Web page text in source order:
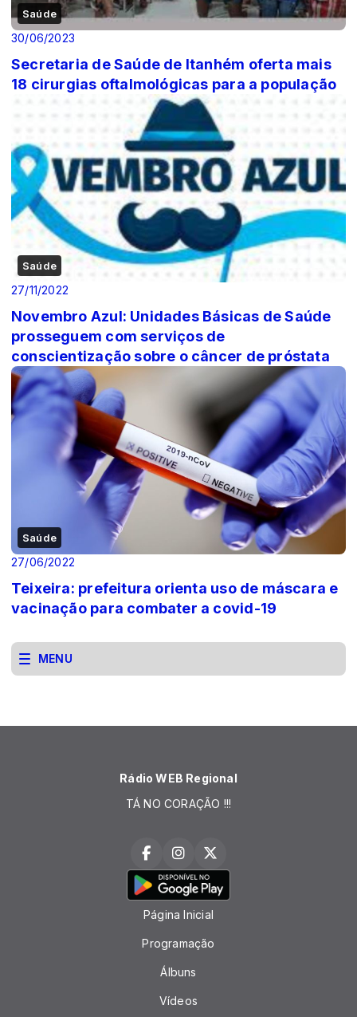
Saúde
30/06/2023
Secretaria de Saúde de Itanhém oferta mais
18 cirurgias oftalmológicas para a população
Saúde
27/11/2022
Novembro Azul: Unidades Básicas de Saúde
prosseguem com serviços de
conscientização sobre o câncer de próstata
Saúde
27/06/2022
Teixeira: prefeitura orienta uso de máscara e
vacinação para combater a covid-19
MENU
Rádio WEB Regional
TÁ NO CORAÇÃO !!!
Página Inicial
Programação
Álbuns
Vídeos